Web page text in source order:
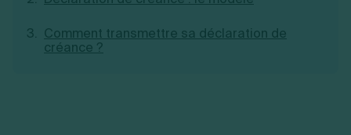
Je suis autonome
Je souhaite être accompagné
Création de SASU
Création de SARL
Comment transmettre sa déclaration de
créance ?